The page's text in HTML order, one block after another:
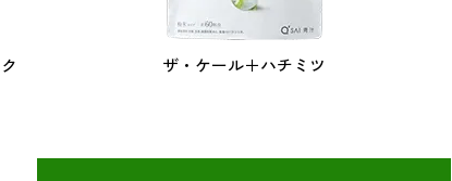
ザ・ケール＋ハチミツ